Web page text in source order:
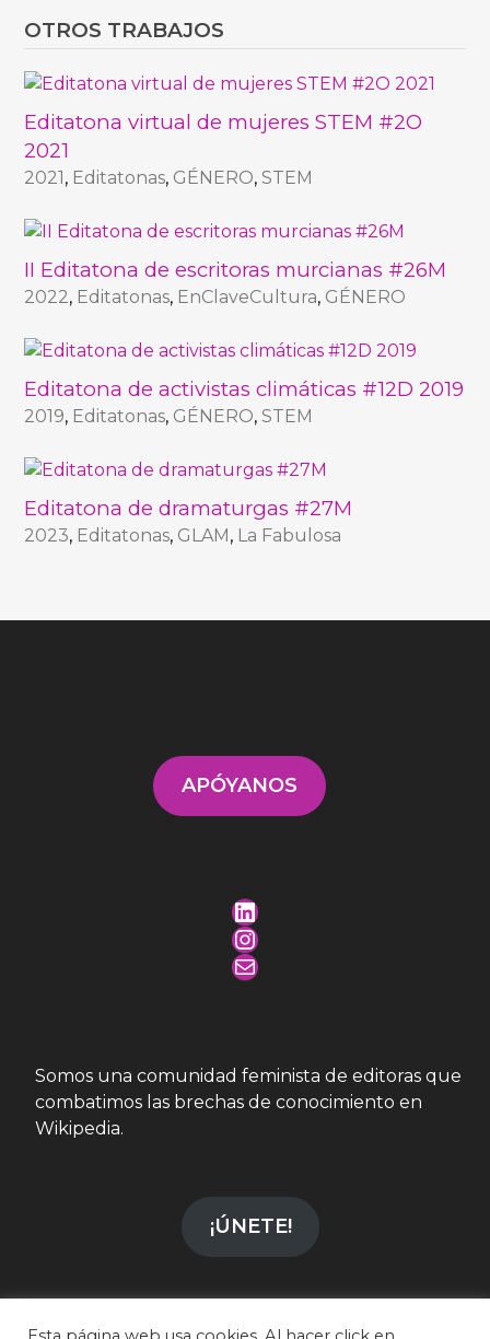
OTROS TRABAJOS
Editatona virtual de mujeres STEM #2O
2021
2021, Editatonas, GÉNERO,STEM
II Editatona de escritoras murcianas #26M
2022, Editatonas, EnClaveCultura, GÉNERO
Editatona de activistas climáticas #12D 2019
2019, Editatonas, GÉNERO,STEM
Editatona de dramaturgas #27M
2023, Editatonas, GLAM, La Fabulosa
APÓYANOS
LinkedIn
Instagram
Mail
Somos una comunidad feminista de editoras que
combatimos las brechas de conocimiento en
Wikipedia.
¡ÚNETE!